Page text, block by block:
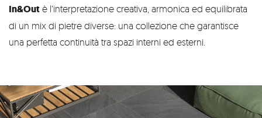
In&Out è l’interpretazione creativa, armonica ed equilibrata
di un mix di pietre diverse: una collezione che garantisce
una perfetta continuità tra spazi interni ed esterni.